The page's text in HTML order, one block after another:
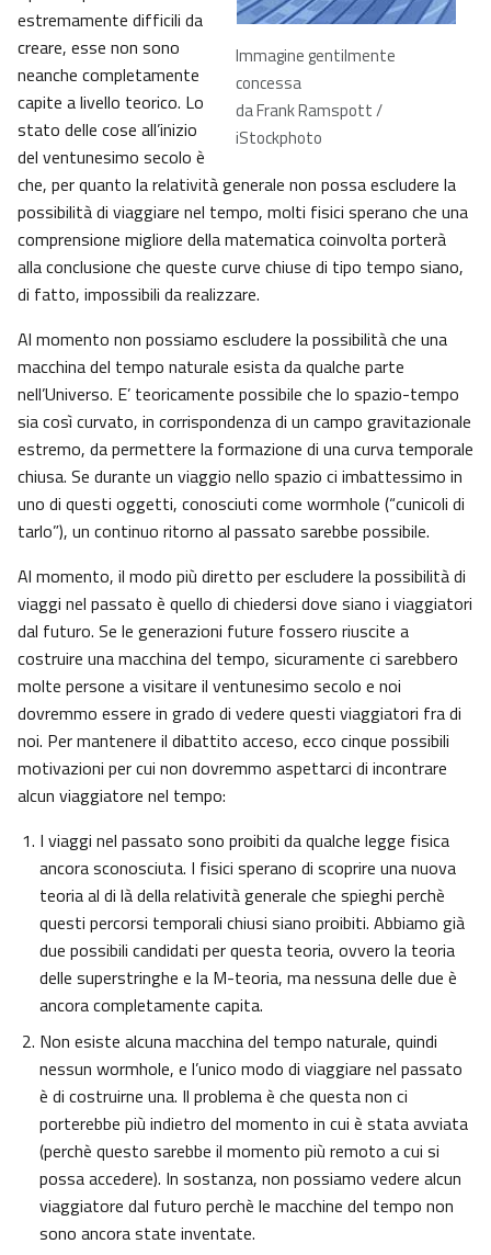
Immagine gentilmente
concessa
da Frank Ramspott /
iStockphoto
estremamente difficili da
creare, esse non sono
neanche completamente
capite a livello teorico. Lo
stato delle cose all’inizio
del ventunesimo secolo è
che, per quanto la relatività generale non possa escludere la
possibilità di viaggiare nel tempo, molti fisici sperano che una
comprensione migliore della matematica coinvolta porterà
alla conclusione che queste curve chiuse di tipo tempo siano,
di fatto, impossibili da realizzare.
Al momento non possiamo escludere la possibilità che una
macchina del tempo naturale esista da qualche parte
nell’Universo. E’ teoricamente possibile che lo spazio-tempo
sia così curvato, in corrispondenza di un campo gravitazionale
estremo, da permettere la formazione di una curva temporale
chiusa. Se durante un viaggio nello spazio ci imbattessimo in
uno di questi oggetti, conosciuti come wormhole (“cunicoli di
tarlo”), un continuo ritorno al passato sarebbe possibile.
Al momento, il modo più diretto per escludere la possibilità di
viaggi nel passato è quello di chiedersi dove siano i viaggiatori
dal futuro. Se le generazioni future fossero riuscite a
costruire una macchina del tempo, sicuramente ci sarebbero
molte persone a visitare il ventunesimo secolo e noi
dovremmo essere in grado di vedere questi viaggiatori fra di
noi. Per mantenere il dibattito acceso, ecco cinque possibili
motivazioni per cui non dovremmo aspettarci di incontrare
alcun viaggiatore nel tempo:
I viaggi nel passato sono proibiti da qualche legge fisica
ancora sconosciuta. I fisici sperano di scoprire una nuova
teoria al di là della relatività generale che spieghi perchè
questi percorsi temporali chiusi siano proibiti. Abbiamo già
due possibili candidati per questa teoria, ovvero la teoria
delle superstringhe e la M-teoria, ma nessuna delle due è
ancora completamente capita.
Non esiste alcuna macchina del tempo naturale, quindi
nessun wormhole, e l’unico modo di viaggiare nel passato
è di costruirne una. Il problema è che questa non ci
porterebbe più indietro del momento in cui è stata avviata
(perchè questo sarebbe il momento più remoto a cui si
possa accedere). In sostanza, non possiamo vedere alcun
viaggiatore dal futuro perchè le macchine del tempo non
sono ancora state inventate.